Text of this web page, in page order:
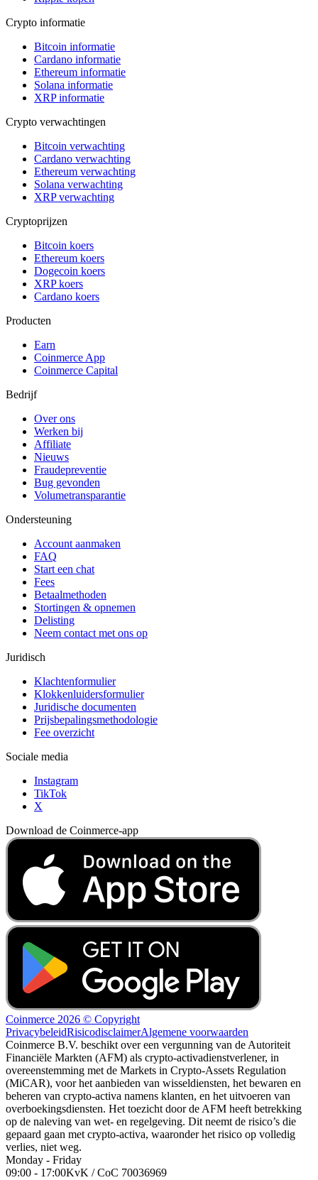
Crypto informatie
Bitcoin informatie
Cardano informatie
Ethereum informatie
Solana informatie
XRP informatie
Crypto verwachtingen
Bitcoin verwachting
Cardano verwachting
Ethereum verwachting
Solana verwachting
XRP verwachting
Cryptoprijzen
Bitcoin koers
Ethereum koers
Dogecoin koers
XRP koers
Cardano koers
Producten
Earn
Coinmerce App
Coinmerce Capital
Bedrijf
Over ons
Werken bij
Affiliate
Nieuws
Fraudepreventie
Bug gevonden
Volumetransparantie
Ondersteuning
Account aanmaken
FAQ
Start een chat
Fees
Betaalmethoden
Stortingen & opnemen
Delisting
Neem contact met ons op
Juridisch
Klachtenformulier
Klokkenluidersformulier
Juridische documenten
Prijsbepalingsmethodologie
Fee overzicht
Sociale media
Instagram
TikTok
X
Download de Coinmerce-app
Coinmerce 2026 © Copyright
PrivacybeleidRisicodisclaimerAlgemene voorwaarden
Coinmerce B.V. beschikt over een vergunning van de Autoriteit
Financiële Markten (AFM) als crypto-activadienstverlener, in
overeenstemming met de Markets in Crypto-Assets Regulation
(MiCAR), voor het aanbieden van wisseldiensten, het bewaren en
beheren van crypto-activa namens klanten, en het uitvoeren van
overboekingsdiensten. Het toezicht door de AFM heeft betrekking
op de naleving van wet- en regelgeving. Dit neemt de risico’s die
gepaard gaan met crypto-activa, waaronder het risico op volledig
verlies, niet weg.
Monday - Friday
09:00 - 17:00KvK / CoC 70036969